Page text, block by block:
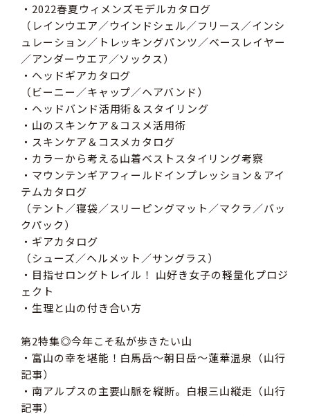
・2022春夏ウィメンズモデルカタログ
（レインウエア／ウインドシェル／フリース／インシ
ュレーション／トレッキングパンツ／ベースレイヤー
／アンダーウエア／ソックス）
・ヘッドギアカタログ
（ビーニー／キャップ／ヘアバンド）
・ヘッドバンド活用術＆スタイリング
・山のスキンケア＆コスメ活用術
・スキンケア＆コスメカタログ
・カラーから考える山着ベストスタイリング考察
・マウンテンギアフィールドインプレッション＆アイ
テムカタログ
（テント／寝袋／スリーピングマット／マクラ／バッ
クパック）
・ギアカタログ
（シューズ／ヘルメット／サングラス）
・目指せロングトレイル！ 山好き女子の軽量化プロジ
ェクト
・生理と山の付き合い方
第2特集◎今年こそ私が歩きたい山
・富山の幸を堪能！白馬岳～朝日岳～蓮華温泉（山行
記事）
・南アルプスの主要山脈を縦断。白根三山縦走（山行
記事）